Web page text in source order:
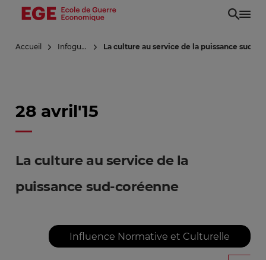
Aller
principal
Accueil Infoguerre La culture au service de la puissance sud-
28 avril'15
La culture au service de la
puissance sud-coréenne
Influence Normative et Culturelle